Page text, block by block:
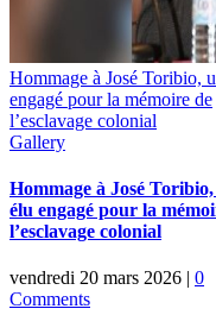
Hommage à José Toribio,
engagé pour la mémoire de
l’esclavage colonial
Gallery
Hommage à José
élu engagé pour la
l’esclavage colonial
vendredi 20 mars 2026 | 0
Comments